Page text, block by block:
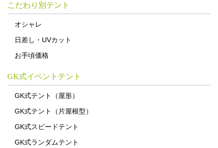
こだわり別テント
オシャレ
日差し・UVカット
お手頃価格
GK式イベントテント
GK式テント（屋形）
GK式テント（片屋根型）
GK式スピードテント
GK式ランダムテント